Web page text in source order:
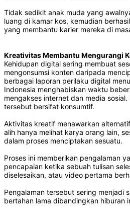
Tidak sedikit anak muda yang
luang di kamar kos, kemudian
yang membantu karier mereka di
Kreativitas Membantu Mengurangi
Kehidupan digital sering membuat
mengonsumsi konten daripada
berbagai laporan perilaku digital
Indonesia menghabiskan waktu
mengakses internet dan media
tersebut bersifat konsumtif.
Aktivitas kreatif menawarkan
alih hanya melihat karya orang lain,
dalam proses menciptakan sesuatu.
Proses ini memberikan pengalaman
pencapaian ketika sebuah tulisan
diselesaikan, atau video pertama
Pengalaman tersebut sering menjadi
bertahan lama dibandingkan hiburan